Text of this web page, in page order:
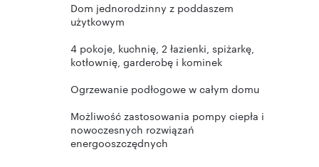
Dom jednorodzinny z poddaszem
użytkowym
4 pokoje, kuchnię, 2 łazienki, spiżarkę,
kotłownię, garderobę i kominek
Ogrzewanie podłogowe w całym domu
Możliwość zastosowania pompy ciepła i
nowoczesnych rozwiązań
energooszczędnych